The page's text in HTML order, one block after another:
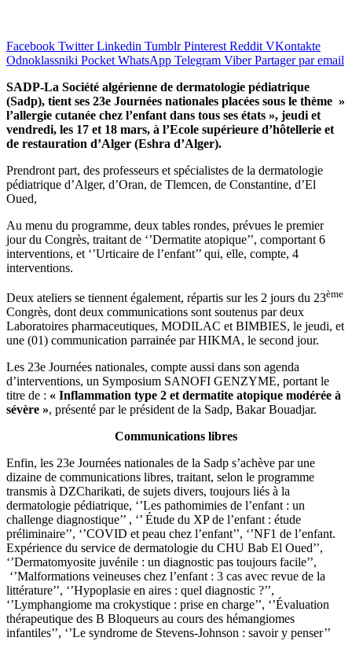
Facebook Twitter Linkedin Tumblr Pinterest Reddit VKontakte
Odnoklassniki Pocket WhatsApp Telegram Viber Partager par email
SADP-La Société algérienne de dermatologie pédiatrique
(Sadp), tient ses 23e Journées nationales placées sous le thème »
l’allergie cutanée chez l’enfant dans tous ses états », jeudi et
vendredi, les 17 et 18 mars, à l’Ecole supérieure d’hôtellerie et
de restauration d’Alger (Eshra d’Alger).
Prendront part, des professeurs et spécialistes de la dermatologie
pédiatrique d’Alger, d’Oran, de Tlemcen, de Constantine, d’El
Oued,
Au menu du programme, deux tables rondes, prévues le premier
jour du Congrès, traitant de ‘’Dermatite atopique’’, comportant 6
interventions, et ‘’Urticaire de l’enfant’’ qui, elle, compte, 4
interventions.
Deux ateliers se tiennent également, répartis sur les 2 jours du 23ème
Congrès, dont deux communications sont soutenus par deux
Laboratoires pharmaceutiques, MODILAC et BIMBIES, le jeudi, et
une (01) communication parrainée par HIKMA, le second jour.
Les 23e Journées nationales, compte aussi dans son agenda
d’interventions, un Symposium SANOFI GENZYME, portant le
titre de : « Inflammation type 2 et dermatite atopique modérée à
sévère », présenté par le président de la Sadp, Bakar Bouadjar.
Communications libres
Enfin, les 23e Journées nationales de la Sadp s’achève par une
dizaine de communications libres, traitant, selon le programme
transmis à DZCharikati, de sujets divers, toujours liés à la
dermatologie pédiatrique, ‘’Les pathomimies de l’enfant : un
challenge diagnostique’’ , ‘’ Étude du XP de l’enfant : étude
préliminaire’’, ‘’COVID et peau chez l’enfant’’, ‘’NF1 de l’enfant.
Expérience du service de dermatologie du CHU Bab El Oued’’,
‘’Dermatomyosite juvénile : un diagnostic pas toujours facile’’,
‘’Malformations veineuses chez l’enfant : 3 cas avec revue de la
littérature’’, ‘’Hypoplasie en aires : quel diagnostic ?’’,
‘’Lymphangiome ma crokystique : prise en charge’’, ‘’Évaluation
thérapeutique des B Bloqueurs au cours des hémangiomes
infantiles’’, ‘’Le syndrome de Stevens-Johnson : savoir y penser’’